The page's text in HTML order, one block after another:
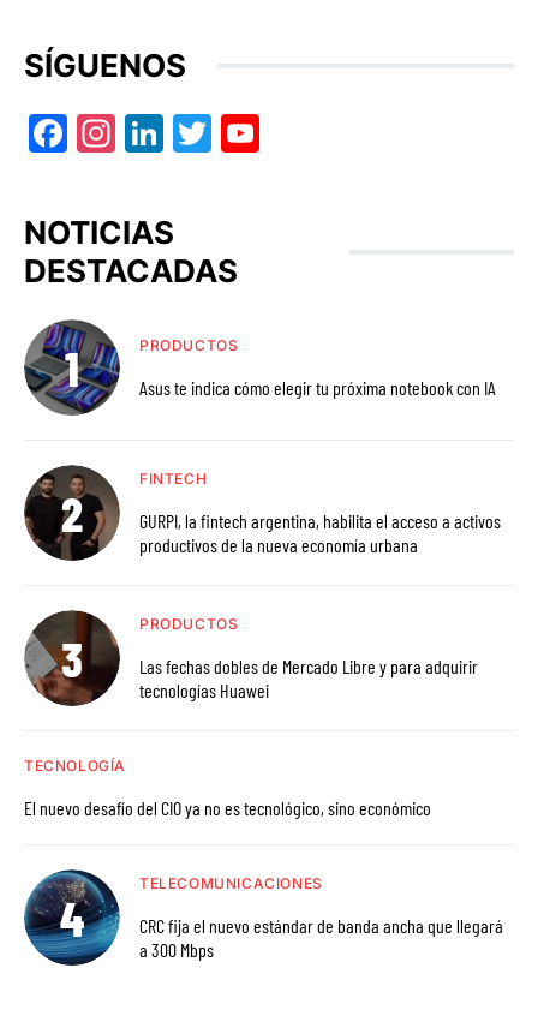
SÍGUENOS
Facebook
Instagram
LinkedIn
Twitter
NOTICIAS
DESTACADAS
PRODUCTOS
Asus te indica cómo elegir tu próxima notebook con IA
FINTECH
GURPI, la fintech argentina, habilita el acceso a activos
productivos de la nueva economía urbana
PRODUCTOS
Las fechas dobles de Mercado Libre y para adquirir
tecnologías Huawei
TECNOLOGÍA
El nuevo desafío del CIO ya no es tecnológico, sino económico
TELECOMUNICACIONES
CRC fija el nuevo estándar de banda ancha que llegará
a 300 Mbps